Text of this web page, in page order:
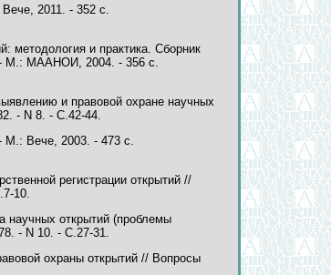
2011. - 352 с.
методология и практика. Сборник
- М.: МААНОИ, 2004. - 356 с.
и правовой охране научных
- N 8. - C.42-44.
М.: Вече, 2003. - 473 с.
регистрации открытий //
10.
научных открытий (проблемы
- N 10. - C.27-31.
охраны открытий // Вопросы